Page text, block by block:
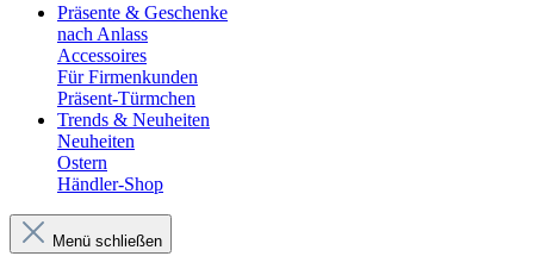
Präsente & Geschenke
nach Anlass
Accessoires
Für Firmenkunden
Präsent-Türmchen
Trends & Neuheiten
Neuheiten
Ostern
Händler-Shop
Menü schließen